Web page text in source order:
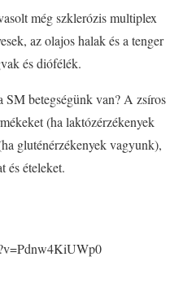
még szklerózis multiplex
az olajos halak és a tenger
és diófélék.
betegségünk van? A zsíros
(ha laktózérzékenyek
gluténérzékenyek vagyunk),
és ételeket.